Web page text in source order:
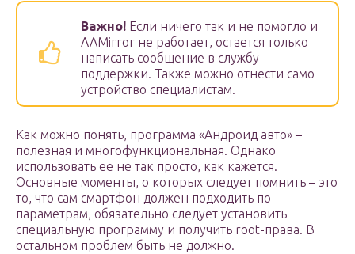
Важно! Если ничего так и не помогло и
AAMirror не работает, остается только
написать сообщение в службу
поддержки. Также можно отнести само
устройство специалистам.
Как можно понять, программа «Андроид авто» –
полезная и многофункциональная. Однако
использовать ее не так просто, как кажется.
Основные моменты, о которых следует помнить – это
то, что сам смартфон должен подходить по
параметрам, обязательно следует установить
специальную программу и получить root-права. В
остальном проблем быть не должно.